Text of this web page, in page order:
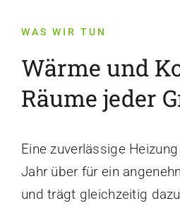
WAS WIR TUN
Wärme und
Räume jeder
Eine zuverlässige
Jahr über für ein
und trägt gleichzeitig